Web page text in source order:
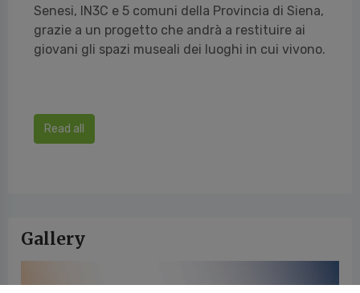
Senesi, IN3C e 5 comuni della Provincia di Siena,
grazie a un progetto che andrà a restituire ai
giovani gli spazi museali dei luoghi in cui vivono.
Read all
Gallery